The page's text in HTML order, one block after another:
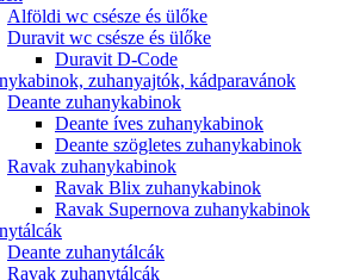
Alföldi wc csésze és ülőke
Duravit wc csésze és ülőke
Duravit D-Code
zuhanyajtók, kádparavánok
Deante zuhanykabinok
Deante íves zuhanykabinok
Deante szögletes zuhanykabinok
Ravak zuhanykabinok
Ravak Blix zuhanykabinok
Ravak Supernova zuhanykabinok
Deante zuhanytálcák
Ravak zuhanytálcák